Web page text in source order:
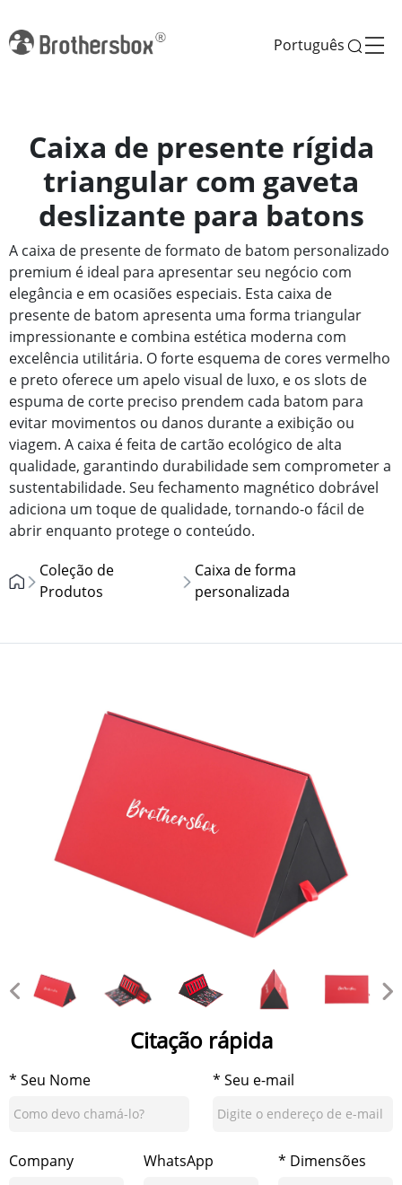
Português
Caixa de presente rígida
triangular com gaveta
deslizante para batons
A caixa de presente de formato de batom personalizado
premium é ideal para apresentar seu negócio com
elegância e em ocasiões especiais. Esta caixa de
presente de batom apresenta uma forma triangular
impressionante e combina estética moderna com
excelência utilitária. O forte esquema de cores vermelho
e preto oferece um apelo visual de luxo, e os slots de
espuma de corte preciso prendem cada batom para
evitar movimentos ou danos durante a exibição ou
viagem. A caixa é feita de cartão ecológico de alta
qualidade, garantindo durabilidade sem comprometer a
sustentabilidade. Seu fechamento magnético dobrável
adiciona um toque de qualidade, tornando-o fácil de
abrir enquanto protege o conteúdo.
Coleção de
Produtos
Caixa de forma
personalizada
Citação rápida
* Seu Nome * Seu e-mail
Company WhatsApp * Dimensões